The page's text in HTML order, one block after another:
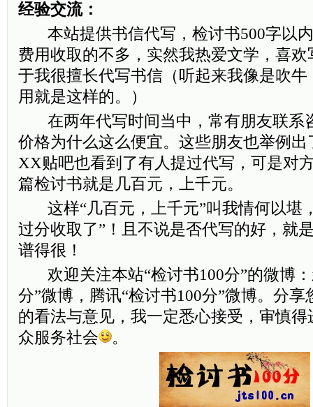
经验交流：
本站提供书信代写，检讨书500字以内
费用收取的不多，实然我热爱文学，喜
于我很擅长代写书信（听起来我像是吹
用就是这样的。）
在两年代写时间当中，常有朋友联系
价格为什么这么便宜。这些朋友也举例
XX贴吧也看到了有人提过代写，可是对
篇检讨书就是几百元，上千元。
这样“几百元，上千元”叫我情何以堪
过分收取了”！且不说是否代写的好，就
谱得很！
欢迎关注本站“检讨书100分”的微博：
分”微博，腾讯“检讨书100分”微博。分
的看法与意见，我一定悉心接受，审慎
众服务社会
。